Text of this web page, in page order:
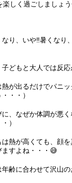
楽しく過ごしましょ
り、いや‼暑くなり
どもと大人では反
が出るだけでパニ
・・）
、なぜか体調が悪
）
は熱が高くても、顔
ますよね・・・😅
齢に合わせて沢山